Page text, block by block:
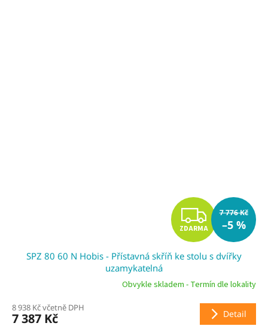
Z
D
A
R
M
ZDARMA
7 776 Kč
–5 %
SPZ 80 60 N Hobis - Přístavná skříň ke stolu s dvířky
uzamykatelná
Obvykle skladem - Termín dle lokality
8 938 Kč včetně DPH
7 387 Kč Detail